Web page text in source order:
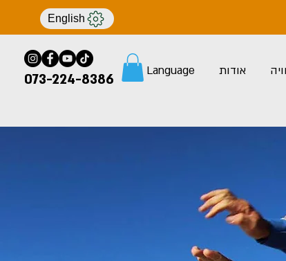
English
073-224-8386 אודות Language